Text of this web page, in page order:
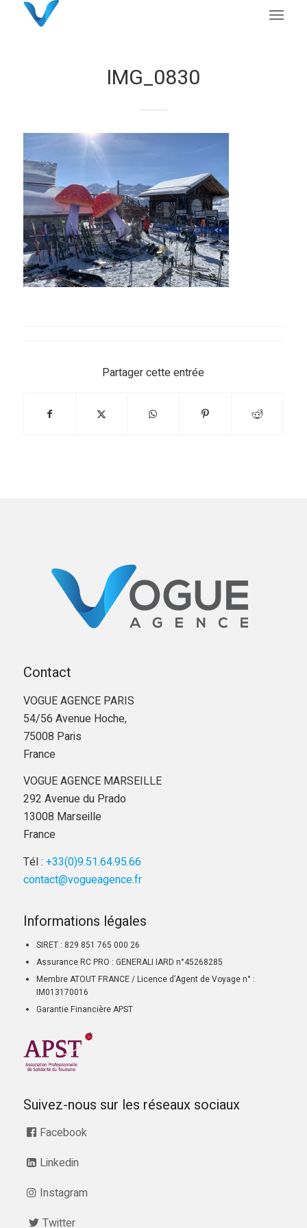
IMG_0830
Partager cette entrée
Contact
VOGUE AGENCE PARIS
54/56 Avenue Hoche,
75008 Paris
France
VOGUE AGENCE MARSEILLE
292 Avenue du Prado
13008 Marseille
France
Tél : +33(0)9.51.64.95.66
contact@vogueagence.fr
Informations légales
SIRET : 829 851 765 000 26
Assurance RC PRO : GENERALI IARD n°45268285
Membre ATOUT FRANCE / Licence d’Agent de Voyage n° :
IM013170016
Garantie Financière APST
Suivez-nous sur les réseaux sociaux
Facebook
Linkedin
Instagram
Twitter